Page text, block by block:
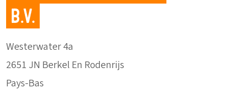
B.V.
Westerwater 4a
2651 JN Berkel En Rodenrijs
Pays-Bas